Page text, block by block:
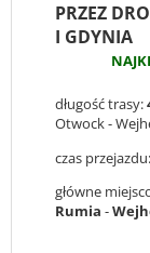
PRZEZ
I GDYNIA
długość trasy:
Otwock -
czas przejazdu:
główne
Rumia -